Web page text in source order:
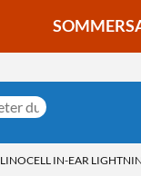
LINOCELL IN-EAR